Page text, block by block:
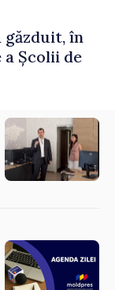
găzduit, în
Școlii de